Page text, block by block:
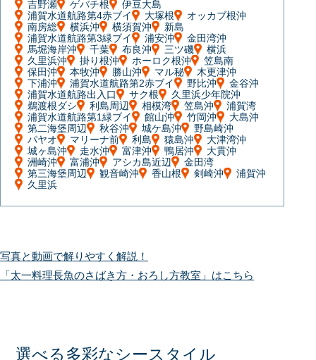
吉野瀬
ゲバチ根
伊豆大島
浦賀水道航路第4赤ブイ
大塚根
オッカブ根沖
南房総
横浜沖 横須賀沖
新島
浦賀水道航路第3緑ブイ
浦安沖
金田湾沖
馬堀海岸沖
千葉 布良沖 三ツ磯
横浜
久里浜沖
掛り根沖 ホーロク根沖
笠島南
保田沖
本牧沖 勝山沖 マル秘
木更津沖
下浦沖
浦賀水道航路第2赤ブイ 野比沖
金谷沖
浦賀水道航路出入口
サク根
久里浜少年院沖
鵜渡根ダシ
利島周辺 相模湾 笠島沖
浦賀湾
浦賀水道航路第1緑ブイ
館山沖 竹岡沖
大島沖
第二海堡周辺
秋谷沖 城ケ島沖
野島崎沖
パヤオ
マリーナ前 利島 猿島沖
大津湾沖
城ヶ島沖
走水沖 富津沖 鴨居沖
大貫沖
洲崎沖
富浦沖 アシカ島近辺
金田湾
第三海堡周辺
観音崎沖 香山根 剣崎沖
浦賀沖
久里浜
写真と動画で解りやすく解説！
「太一料理長魚のさばき方・おろし方教室」はこちら
選べる多彩なシースタイル